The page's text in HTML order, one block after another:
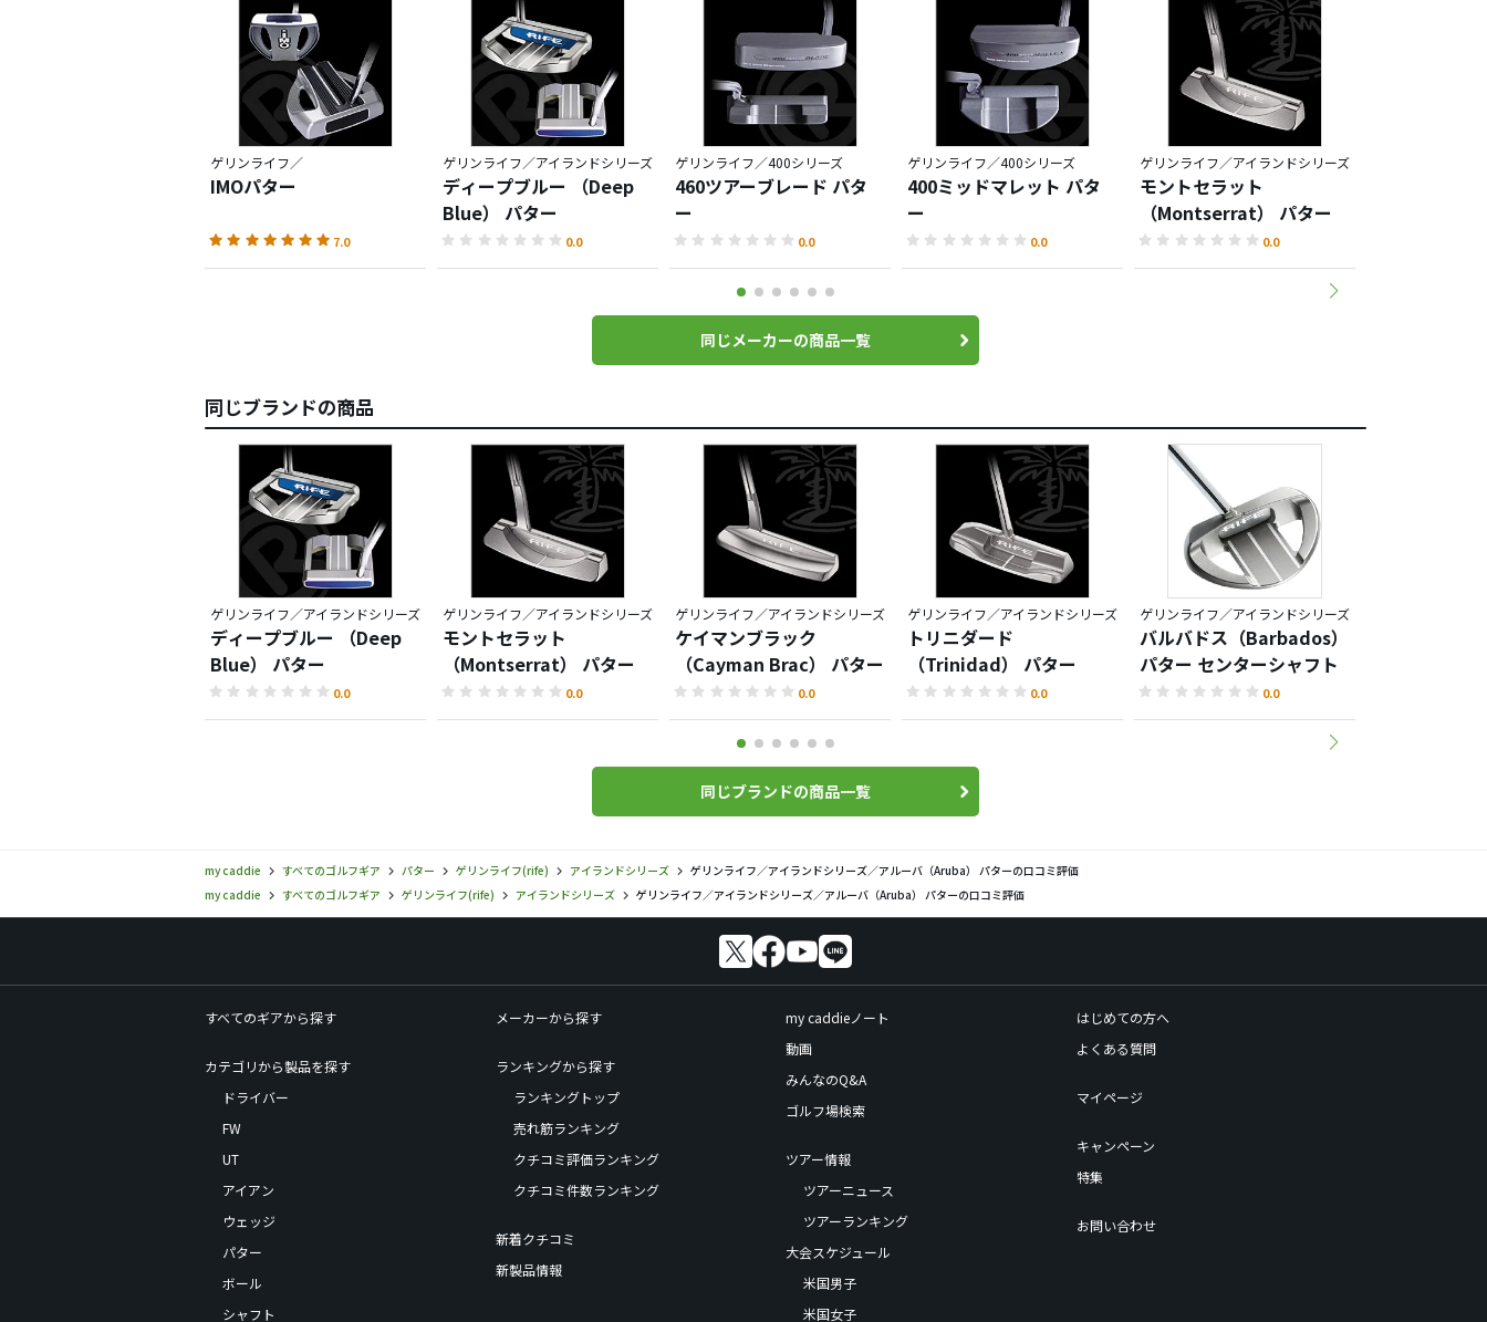
ゲリンライフ／
IMOパター
7.0
ゲリンライフ／アイランドシリーズ
ディープブルー （Deep
Blue） パター
0.0
ゲリンライフ／400シリーズ
460ツアーブレード パタ
ー
0.0
ゲリンライフ／400シリーズ
400ミッドマレット パタ
ー
0.0
ゲリンライフ／アイランドシリーズ
モントセラット
（Montserrat） パター
0.0
同じメーカーの商品一覧
同じブランドの商品
ゲリンライフ／アイランドシリーズ
ディープブルー （Deep
Blue） パター
0.0
ゲリンライフ／アイランドシリーズ
モントセラット
（Montserrat） パター
0.0
ゲリンライフ／アイランドシリーズ
ケイマンブラック
（Cayman Brac） パター
0.0
ゲリンライフ／アイランドシリーズ
トリニダード
（Trinidad） パター
0.0
ゲリンライフ／アイランドシリーズ
バルバドス（Barbados）
パター センターシャフト
0.0
同じブランドの商品一覧
my caddie すべてのゴルフギア パター ゲリンライフ(rife) アイランドシリーズ
ゲリンライフ／アイランドシリーズ／アルーバ（Aruba） パターの口コミ評価
my caddie
すべてのゴルフギア ゲリンライフ(rife) アイランドシリーズ ゲリンライフ／アイランドシリーズ／アルーバ（Aruba） パターの口コミ評価
すべてのギアから探す
カテゴリから製品を探す
ドライバー
FW
UT
アイアン
ウェッジ
パター
ボール
シャフト
メーカーから探す
ランキングから探す
ランキングトップ
売れ筋ランキング
クチコミ評価ランキング
クチコミ件数ランキング
新着クチコミ
新製品情報
my caddieノート
動画
みんなのQ&A
ゴルフ場検索
ツアー情報
ツアーニュース
ツアーランキング
大会スケジュール
米国男子
米国女子
はじめての方へ
よくある質問
マイページ
キャンペーン
特集
お問い合わせ